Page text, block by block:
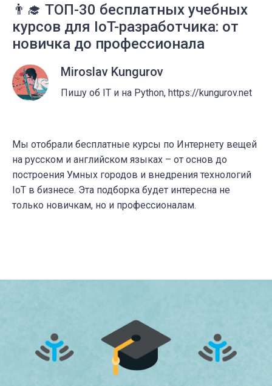
👨‍🎓️ ТОП-30 бесплатных учебных
курсов для IoT-разработчика: от
новичка до профессионала
Miroslav Kungurov
Пишу об IT и на Python, https://kungurov.net
Мы отобрали бесплатные курсы по Интернету вещей
на русском и английском языках – от основ до
построения Умных городов и внедрения технологий
IoT в бизнесе. Эта подборка будет интересна не
только новичкам, но и профессионалам.